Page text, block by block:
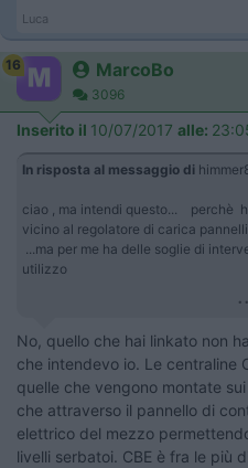
Luca
16 MarcoBo
3096
Inserito il 10/07/2017 alle:
In risposta al messaggio di
ciao , ma intendi questo... perchè
vicino al regolatore di carica
...ma per me ha delle soglie di
utilizzo
No, quello che hai linkato non
che intendevo io. Le centraline
quelle che vengono montate
che attraverso il pannello di
elettrico del mezzo
livelli serbatoi. CBE è fra le più